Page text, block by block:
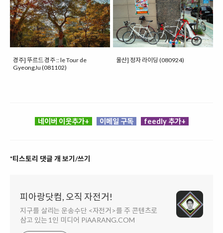
경주] 뚜르드 경주 :: le Tour de
GyeongJu (081102)
울산] 정자 라이딩 (080924)
네이버 이웃추가+ 이메일 구독 feedly 추가+
*티스토리 댓글 개 보기/쓰기
피아랑닷컴, 오직 자전거!
지구를 살리는 운송수단 <자전거>를 주 콘텐츠로
삼고 있는 1인 미디어 PiAARANG.COM